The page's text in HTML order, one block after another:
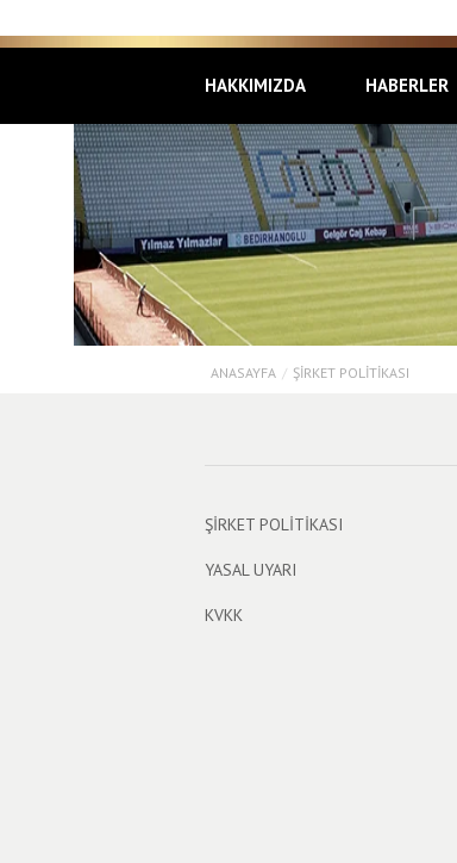
HAKKIMIZDA HABERLER
ANASAYFA / ŞIRKET POLITIKASI
ŞIRKET POLITIKASI
YASAL UYARI
KVKK